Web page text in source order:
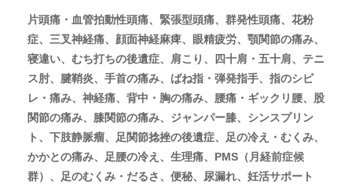
片頭痛・血管拍動性頭痛、緊張型頭痛、群発性頭痛、花粉
症、三叉神経痛、顔面神経麻痺、眼精疲労、顎関節の痛み、
寝違い、むち打ちの後遺症、肩こり、四十肩・五十肩、テニ
ス肘、腱鞘炎、手首の痛み、ばね指・弾発指手、指のシビ
レ・痛み、神経痛、背中・胸の痛み、腰痛・ギックリ腰、股
関節の痛み、膝関節の痛み、ジャンパー膝、シンスプリン
ト、下肢静脈瘤、足関節捻挫の後遺症、足の冷え・むくみ、
かかとの痛み、足腰の冷え、生理痛、PMS（月経前症候
群）、足のむくみ・だるさ、便秘、尿漏れ、妊活サポート